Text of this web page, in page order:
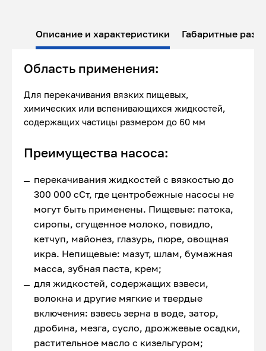
Описание и характеристики Габаритные
Область применения:
Для перекачивания вязких пищевых,
химических или вспенивающихся жидкостей,
содержащих частицы размером до 60 мм
Преимущества насоса:
перекачивания жидкостей с вязкостью до
300 000 сСт, где центробежные насосы не
могут быть применены. Пищевые: патока,
сиропы, сгущенное молоко, повидло,
кетчуп, майонез, глазурь, пюре, овощная
икра. Непищевые: мазут, шлам, бумажная
масса, зубная паста, крем;
для жидкостей, содержащих взвеси,
волокна и другие мягкие и твердые
включения: взвесь зерна в воде, затор,
дробина, мезга, сусло, дрожжевые осадки,
растительное масло с кизельгуром;